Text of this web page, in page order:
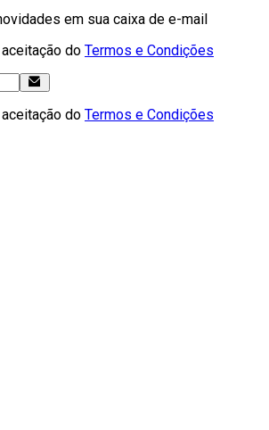
em sua caixa de e-mail
do Termos e Condições
do Termos e Condições